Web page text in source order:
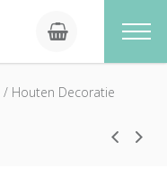
/ Houten Decoratie